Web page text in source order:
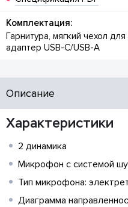
Комплектация:
Гарнитура, мягкий чехол
адаптер USB-C/USB-A
Описание
Характеристики
2 динамика
Микрофон с системой
Тип микрофона:
Диаграмма